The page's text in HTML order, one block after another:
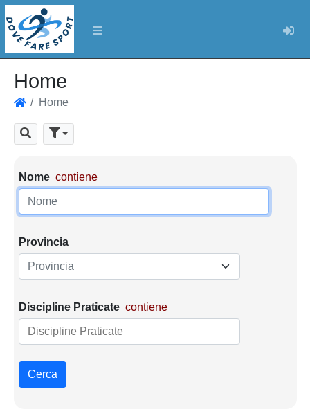
Home
Home
CercaParametri di ricerca
Nome contiene
Provincia
Provincia
Discipline Praticate contiene
Cerca